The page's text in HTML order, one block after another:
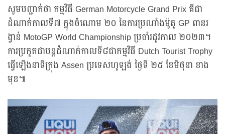
សូមបញ្ជាក់ថា កម្មវិធី German Motorcycle Grand Prix គឺជា
ដំណាក់កាលទី៧ ក្នុងចំណោម ២០ នៃការប្រណាំងម៉ូតូ GP ពានរ
ង្វាន់ MotoGP World Championship ប្រចាំរដូវកាល ២០២៣។
ការប្រកួតជាបន្តដំណាក់កាលទី៨ជាកម្មវិធី Dutch Tourist Trophy
ធ្វើឡើងនាទីក្រុង Assen ប្រទេសហូឡង់ ថ្ងៃទី ២៥ ខែមិថុនា ខាង
មុខ៕